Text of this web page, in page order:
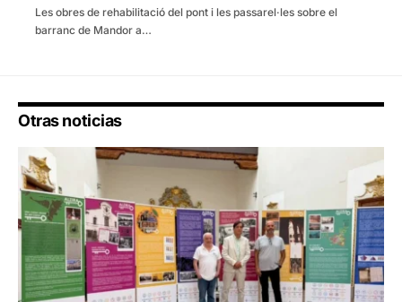
Les obres de rehabilitació del pont i les passarel·les sobre el
barranc de Mandor a…
Otras noticias